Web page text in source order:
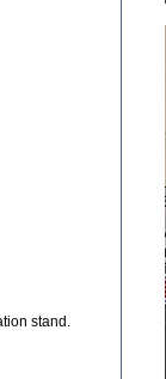
stand.